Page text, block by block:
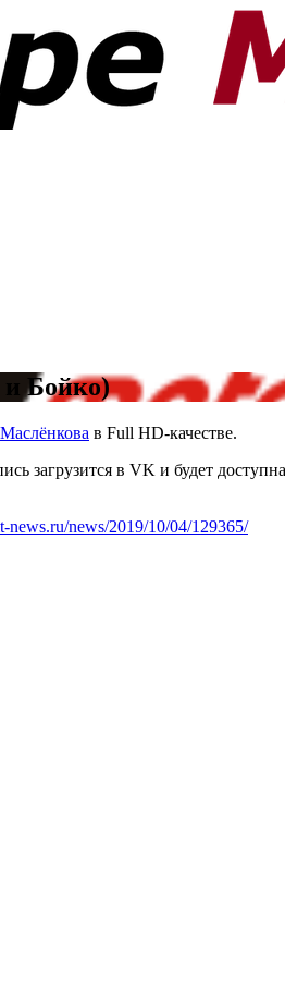
и Бойко)
в Full HD-качестве.
загрузится в VK и будет
news.ru/news/2019/10/04/129365/